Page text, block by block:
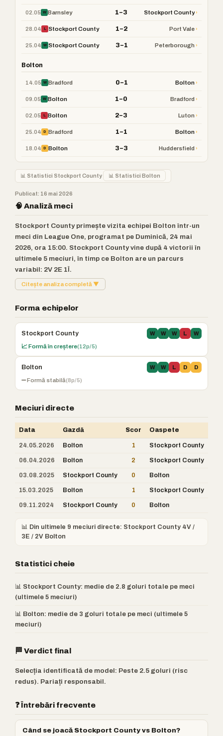
02.05 W Barnsley 1–3 Stockport County›
28.04 L Stockport County 1–2 Port Vale›
25.04 W Stockport County 3–1 Peterborough›
Bolton
14.05 W Bradford 0–1 Bolton›
09.05 W Bolton 1–0 Bradford›
02.05 L Bolton 2–3 Luton›
25.04 D Bradford 1–1 Bolton›
18.04 D Bolton 3–3 Huddersfield›
📊 Statistici Stockport County 📊 Statistici Bolton
Publicat: 16 mai 2026
🧠 Analiză meci
Stockport County primește vizita echipei Bolton într-un
meci din League One, programat pe Duminică, 24 mai
2026, ora 15:00. Stockport County vine după 4 victorii în
ultimele 5 meciuri, în timp ce Bolton are un parcurs
variabil: 2V 2E 1Î.
Citește analiza completă ▼
Forma echipelor
Stockport County W W W L W
📈 Formă în creștere(12p/5)
Bolton W W L D D
➖ Formă stabilă(8p/5)
Meciuri directe
Data Gazdă Scor Oaspete
24.05.2026 Bolton 1 Stockport County
06.04.2026 Bolton 2 Stockport County
03.08.2025 Stockport County 0 Bolton
15.03.2025 Bolton 1 Stockport County
09.11.2024 Stockport County 0 Bolton
📊 Din ultimele 9 meciuri directe: Stockport County 4V /
3E / 2V Bolton
Statistici cheie
📊 Stockport County: medie de 2.8 goluri totale pe meci
(ultimele 5 meciuri)
📊 Bolton: medie de 3 goluri totale pe meci (ultimele 5
meciuri)
🏁 Verdict final
Selecția identificată de model: Peste 2.5 goluri (risc
redus). Pariați responsabil.
❓ Întrebări frecvente
Când se joacă Stockport County vs Bolton?